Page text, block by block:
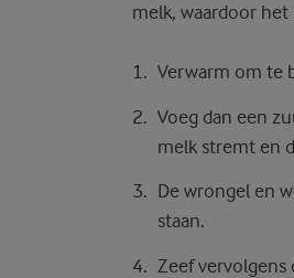
melk, waardoor
Verwarm om te
Voeg dan een
melk stremt en
De wrongel en
staan.
Zeef vervolgens